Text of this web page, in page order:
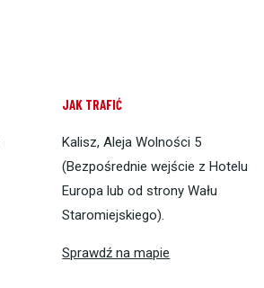
JAK TRAFIĆ
Kalisz, Aleja Wolności 5
(Bezpośrednie wejście z Hotelu
Europa lub od strony Wału
Staromiejskiego).
Sprawdź na mapie